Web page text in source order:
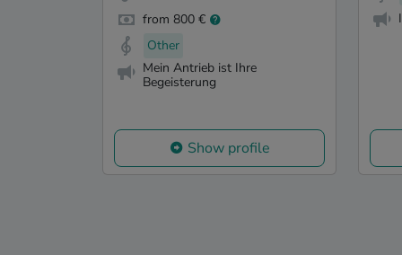
from 800 €
Other
Mein Antrieb ist Ihre
Begeisterung
Show profile